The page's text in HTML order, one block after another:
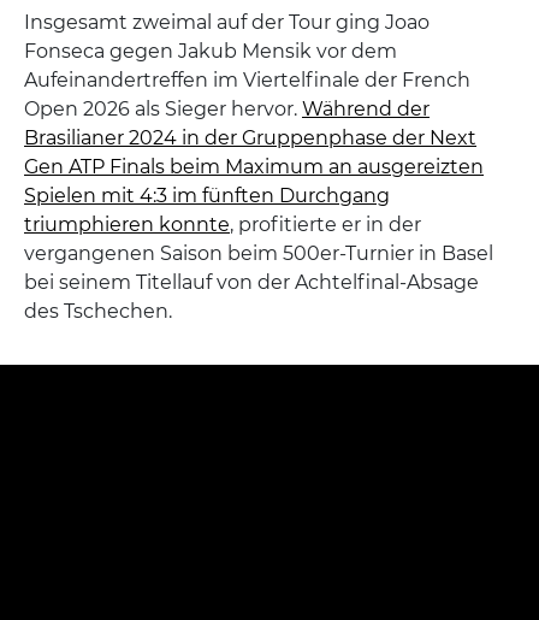
Insgesamt zweimal auf der Tour ging Joao
Fonseca gegen Jakub Mensik vor dem
Aufeinandertreffen im Viertelfinale der French
Open 2026 als Sieger hervor. Während der
Brasilianer 2024 in der Gruppenphase der Next
Gen ATP Finals beim Maximum an ausgereizten
Spielen mit 4:3 im fünften Durchgang
triumphieren konnte, profitierte er in der
vergangenen Saison beim 500er-Turnier in Basel
bei seinem Titellauf von der Achtelfinal-Absage
des Tschechen.